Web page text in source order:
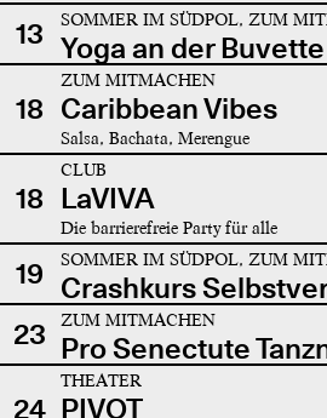
13 SOMMER IM SÜDPOL, ZUM
Yoga an der Buvette
18
ZUM MITMACHEN
Caribbean Vibes
Salsa, Bachata, Merengue
18
CLUB
LaVIVA
Die barrierefreie Party für alle
19 SOMMER IM SÜDPOL, ZUM
Crashkurs
23
ZUM MITMACHEN
Pro Senectute
24
THEATER
PIVOT